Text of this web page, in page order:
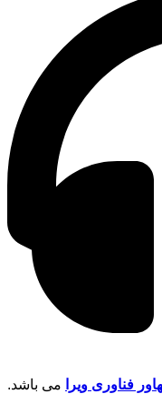
فناوری ویرا می باشد.